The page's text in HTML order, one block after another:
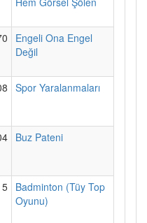
Engeli Ona Engel
Değil
Spor Yaralanmaları
Buz Pateni
Badminton (Tüy Top
Oyunu)